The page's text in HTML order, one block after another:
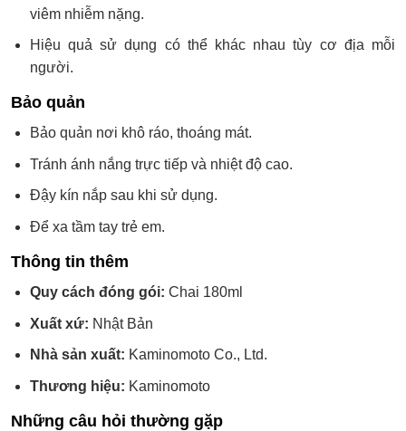
viêm nhiễm nặng.
Hiệu quả sử dụng có thể khác nhau tùy cơ địa mỗi
người.
Bảo quản
Bảo quản nơi khô ráo, thoáng mát.
Tránh ánh nắng trực tiếp và nhiệt độ cao.
Đậy kín nắp sau khi sử dụng.
Để xa tầm tay trẻ em.
Thông tin thêm
Quy cách đóng gói: Chai 180ml
Xuất xứ: Nhật Bản
Nhà sản xuất: Kaminomoto Co., Ltd.
Thương hiệu: Kaminomoto
Những câu hỏi thường gặp